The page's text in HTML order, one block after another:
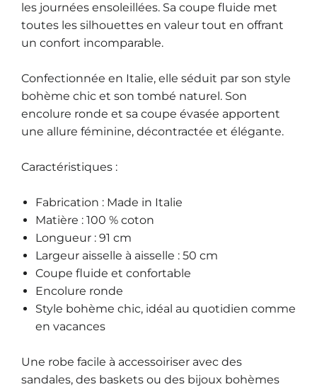
les journées ensoleillées. Sa coupe fluide met
toutes les silhouettes en valeur tout en offrant
un confort incomparable.
Confectionnée en Italie, elle séduit par son style
bohème chic et son tombé naturel. Son
encolure ronde et sa coupe évasée apportent
une allure féminine, décontractée et élégante.
Caractéristiques :
Fabrication : Made in Italie
Matière : 100 % coton
Longueur : 91 cm
Largeur aisselle à aisselle : 50 cm
Coupe fluide et confortable
Encolure ronde
Style bohème chic, idéal au quotidien comme
en vacances
Une robe facile à accessoiriser avec des
sandales, des baskets ou des bijoux bohèmes